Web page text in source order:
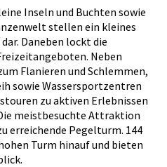
Inseln und Buchten sowie
stellen ein kleines
Daneben lockt die
Neben
Flanieren und Schlemmen,
sowie Wassersportzentren
zu aktiven Erlebnissen
meistbesuchte Attraktion
erreichende Pegelturm. 144
Turm hinauf und bieten